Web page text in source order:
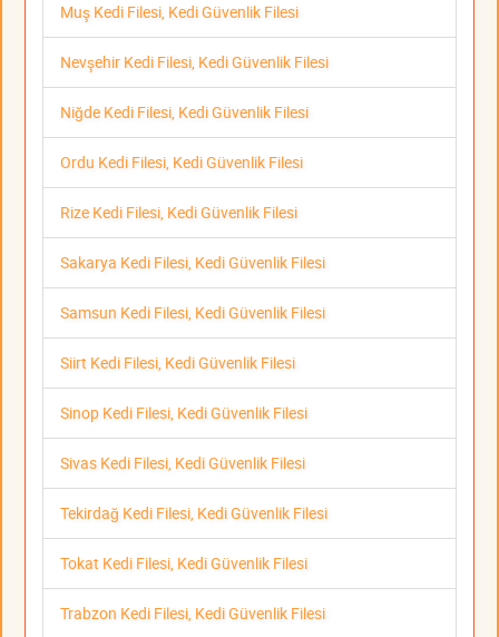
Muş Kedi Filesi, Kedi Güvenlik Filesi
Nevşehir Kedi Filesi, Kedi Güvenlik Filesi
Niğde Kedi Filesi, Kedi Güvenlik Filesi
Ordu Kedi Filesi, Kedi Güvenlik Filesi
Rize Kedi Filesi, Kedi Güvenlik Filesi
Sakarya Kedi Filesi, Kedi Güvenlik Filesi
Samsun Kedi Filesi, Kedi Güvenlik Filesi
Siirt Kedi Filesi, Kedi Güvenlik Filesi
Sinop Kedi Filesi, Kedi Güvenlik Filesi
Sivas Kedi Filesi, Kedi Güvenlik Filesi
Tekirdağ Kedi Filesi, Kedi Güvenlik Filesi
Tokat Kedi Filesi, Kedi Güvenlik Filesi
Trabzon Kedi Filesi, Kedi Güvenlik Filesi